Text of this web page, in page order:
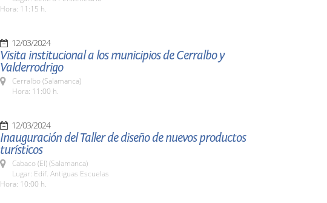
Hora: 11:15 h.
12/03/2024
Visita institucional a los municipios de Cerralbo y
Valderrodrigo
Cerralbo (Salamanca)
Hora: 11:00 h.
12/03/2024
Inauguración del Taller de diseño de nuevos productos
turísticos
Cabaco (El) (Salamanca)
Lugar: Edif. Antiguas Escuelas
Hora: 10:00 h.